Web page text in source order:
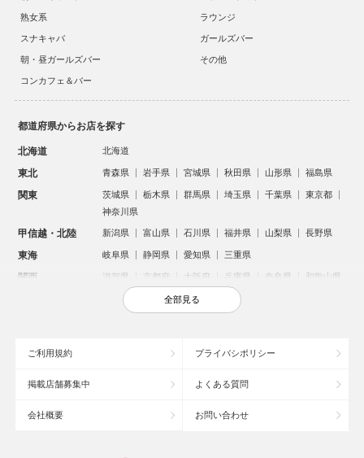
熟女系
ラウンジ
スナキャバ
ガールズバー
朝・昼ガールズバー
その他
コンカフェ＆バー
都道府県からお店を探す
北海道 北海道
東北 青森県 岩手県 宮城県 秋田県 山形県 福島県
関東 茨城県 栃木県 群馬県 埼玉県 千葉県
東京都
神奈川県
甲信越・北陸 新潟県 富山県 石川県 福井県 山梨県 長野県
東海 岐阜県 静岡県 愛知県 三重県
関西 滋賀県 京都府 大阪府 兵庫県 奈良県 和歌山県
鳥取県 島根県 岡山県 広島県
沖縄県
全部見る
ご利用規約 プライバシポリシー
掲載店舗募集中 よくある質問
会社概要 お問い合わせ